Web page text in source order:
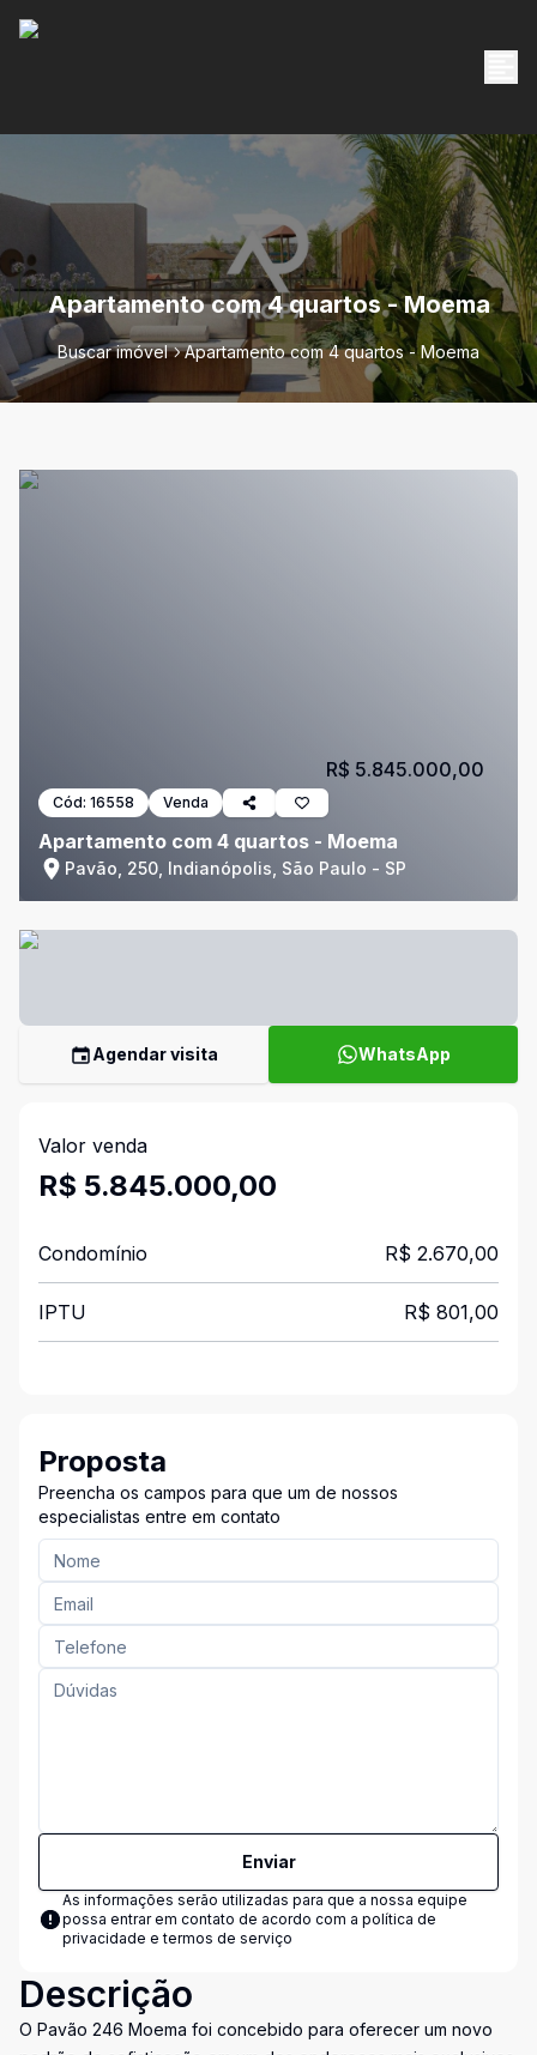
Apartamento com 4 quartos - Moema
Buscar imóvel Apartamento com 4 quartos - Moema
Cód: 16558 Venda
Apartamento com 4 quartos - Moema
Pavão, 250, Indianópolis, São Paulo - SP
R$ 5.845.000,00
Agendar visita WhatsApp
Valor venda
R$ 5.845.000,00
Condomínio R$ 2.670,00
IPTU R$ 801,00
Proposta
Preencha os campos para que um de nossos
especialistas entre em contato
Enviar
As informações serão utilizadas para que a nossa equipe
possa entrar em contato de acordo com a política de
privacidade e termos de serviço
Descrição
O Pavão 246 Moema foi concebido para oferecer um novo